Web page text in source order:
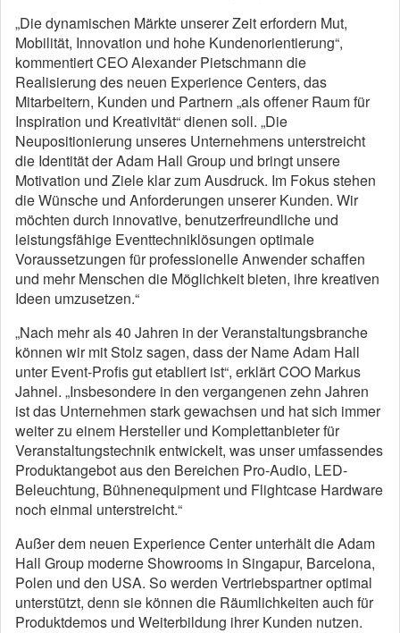
„Die dynamischen Märkte unserer Zeit erfordern Mut,
Mobilität, Innovation und hohe Kundenorientierung“,
kommentiert CEO Alexander Pietschmann die
Realisierung des neuen Experience Centers, das
Mitarbeitern, Kunden und Partnern „als offener Raum für
Inspiration und Kreativität“ dienen soll. „Die
Neupositionierung unseres Unternehmens unterstreicht
die Identität der Adam Hall Group und bringt unsere
Motivation und Ziele klar zum Ausdruck. Im Fokus stehen
die Wünsche und Anforderungen unserer Kunden. Wir
möchten durch innovative, benutzerfreundliche und
leistungsfähige Eventtechniklösungen optimale
Voraussetzungen für professionelle Anwender schaffen
und mehr Menschen die Möglichkeit bieten, ihre kreativen
Ideen umzusetzen.“
„Nach mehr als 40 Jahren in der Veranstaltungsbranche
können wir mit Stolz sagen, dass der Name Adam Hall
unter Event-Profis gut etabliert ist“, erklärt COO Markus
Jahnel. „Insbesondere in den vergangenen zehn Jahren
ist das Unternehmen stark gewachsen und hat sich immer
weiter zu einem Hersteller und Komplettanbieter für
Veranstaltungstechnik entwickelt, was unser umfassendes
Produktangebot aus den Bereichen Pro-Audio, LED-
Beleuchtung, Bühnenequipment und Flightcase Hardware
noch einmal unterstreicht.“
Außer dem neuen Experience Center unterhält die Adam
Hall Group moderne Showrooms in Singapur, Barcelona,
Polen und den USA. So werden Vertriebspartner optimal
unterstützt, denn sie können die Räumlichkeiten auch für
Produktdemos und Weiterbildung ihrer Kunden nutzen.